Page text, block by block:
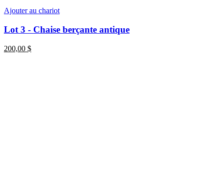
Ajouter au chariot
Lot 3 - Chaise berçante antique
200,00 $